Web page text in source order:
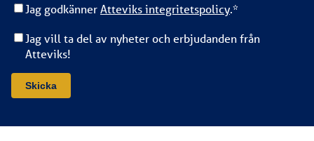
Jag godkännerAtteviks integritetspolicy.*
Jag vill ta del av nyheter och erbjudanden från
Atteviks!